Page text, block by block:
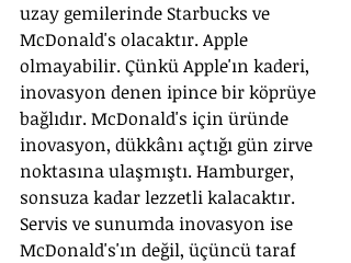
uzay gemilerinde Starbucks ve
McDonald's olacaktır. Apple
olmayabilir. Çünkü Apple'ın kaderi,
inovasyon denen ipince bir köprüye
bağlıdır. McDonald's için üründe
inovasyon, dükkânı açtığı gün zirve
noktasına ulaşmıştı. Hamburger,
sonsuza kadar lezzetli kalacaktır.
Servis ve sunumda inovasyon ise
McDonald's'ın değil, üçüncü taraf